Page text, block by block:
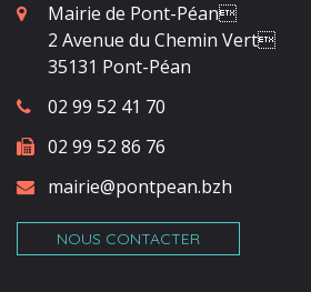
Mairie de Pont-Péan
2 Avenue du Chemin Vert
35131 Pont-Péan
02 99 52 41 70
02 99 52 86 76
mairie@pontpean.bzh
NOUS CONTACTER